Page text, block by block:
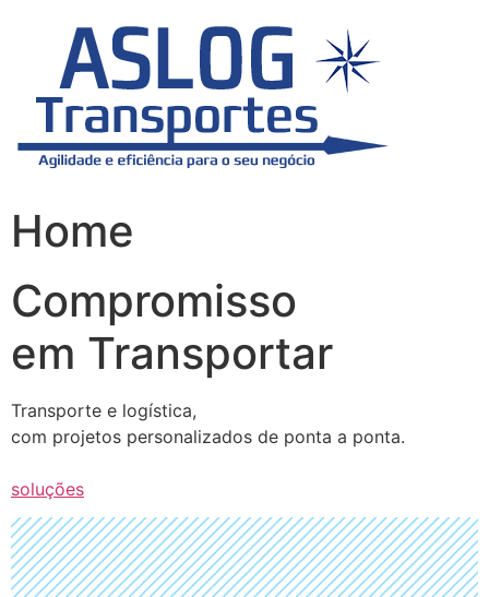
Home
Compromisso
em Transportar
Transporte e logística,
com projetos personalizados de ponta a ponta.
soluções